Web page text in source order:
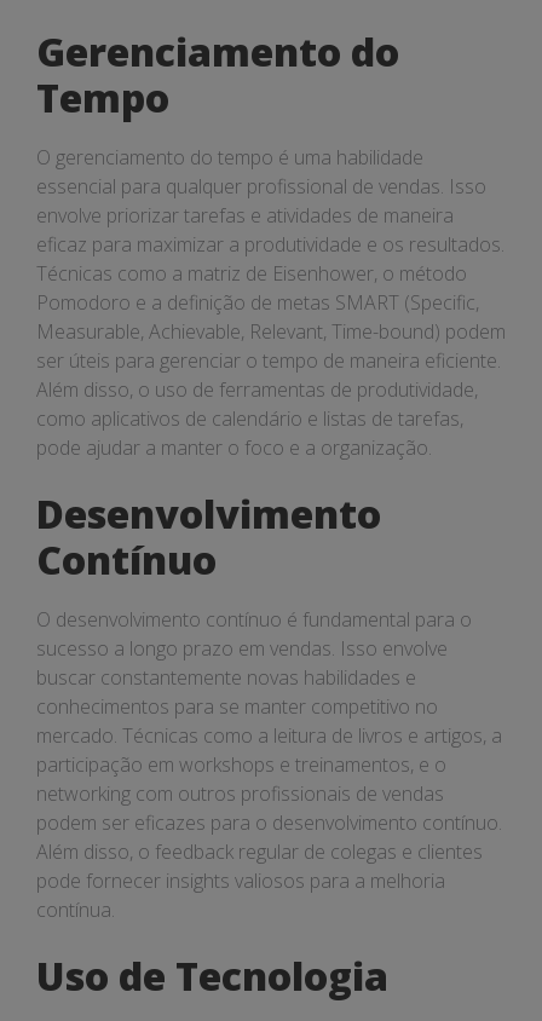
Gerenciamento do
Tempo
O gerenciamento do tempo é uma habilidade
essencial para qualquer profissional de vendas. Isso
envolve priorizar tarefas e atividades de maneira
eficaz para maximizar a produtividade e os resultados.
Técnicas como a matriz de Eisenhower, o método
Pomodoro e a definição de metas SMART (Specific,
Measurable, Achievable, Relevant, Time-bound) podem
ser úteis para gerenciar o tempo de maneira eficiente.
Além disso, o uso de ferramentas de produtividade,
como aplicativos de calendário e listas de tarefas,
pode ajudar a manter o foco e a organização.
Desenvolvimento
Contínuo
O desenvolvimento contínuo é fundamental para o
sucesso a longo prazo em vendas. Isso envolve
buscar constantemente novas habilidades e
conhecimentos para se manter competitivo no
mercado. Técnicas como a leitura de livros e artigos, a
participação em workshops e treinamentos, e o
networking com outros profissionais de vendas
podem ser eficazes para o desenvolvimento contínuo.
Além disso, o feedback regular de colegas e clientes
pode fornecer insights valiosos para a melhoria
contínua.
Uso de Tecnologia